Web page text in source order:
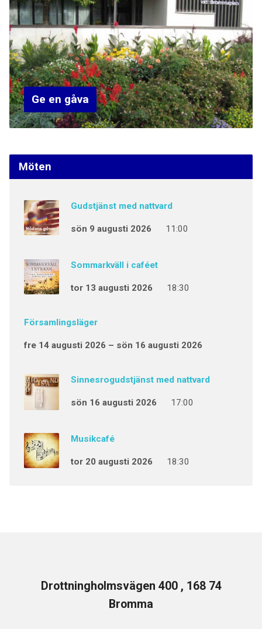
Ge en gåva
Möten
Gudstjänst med nattvard
sön 9 augusti 2026 11:00
Sommarkväll i caféet
tor 13 augusti 2026 18:30
Församlingsläger
fre 14 augusti 2026 – sön 16 augusti 2026
Sinnesrogudstjänst med nattvard
sön 16 augusti 2026 17:00
Musikcafé
tor 20 augusti 2026 18:30
Drottningholmsvägen 400 , 168 74
Bromma